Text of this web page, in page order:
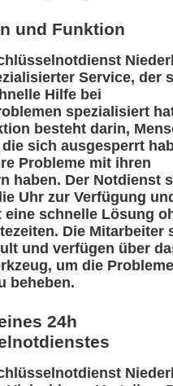
und Funktion
Service, der
Hilfe bei
spezialisiert
besteht darin,
sich ausgesperrt
Probleme mit ihren
haben. Der Notdienst
Uhr zur Verfügung
schnelle Lösung
Die Mitarbeiter
und verfügen über
um die Probleme
beheben.
24h